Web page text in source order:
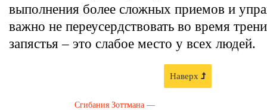
выполнения более сложных приемов и
важно не переусердствовать во время
запястья – это слабое место у всех людей.
Наверх
Сгибания Зоттмана —